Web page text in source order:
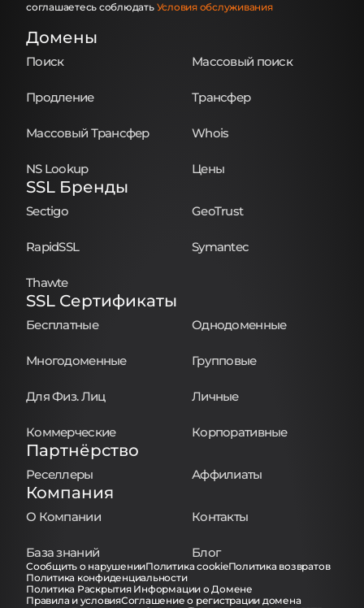
соглашаетесь соблюдать Условия обслуживания
Домены
Поиск Массовый поиск
Продление Трансфер
Массовый Трансфер Whois
NS Lookup Цены
SSL Бренды
Sectigo GeoTrust
RapidSSL Symantec
Thawte
SSL Сертификаты
Бесплатные Однодоменные
Многодоменные Групповые
Для Физ. Лиц Личные
Коммерческие Корпоративные
Партнёрство
Реселлеры Аффилиаты
Компания
О Компании Контакты
База знаний Блог
Сообщить о нарушенииПолитика cookieПолитика возвратов
Политика конфиденциальности
Политика Раскрытия Информации о Домене
Правила и условияСоглашение о регистрации домена